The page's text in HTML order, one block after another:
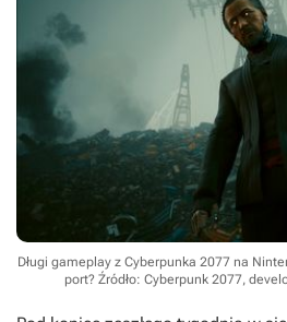
Długi gameplay z Cyberpunka 2077 na
port? Źródło: Cyberpunk 2077,